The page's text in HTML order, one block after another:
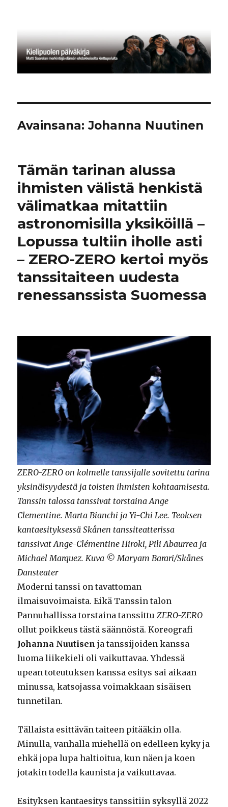
Avainsana:Johanna Nuutinen
Tämän tarinan alussa
ihmisten välistä henkistä
välimatkaa mitattiin
astronomisilla yksiköillä –
Lopussa tultiin iholle asti
– ZERO-ZERO kertoi myös
tanssitaiteen uudesta
renessanssista Suomessa
ZERO-ZERO on kolmelle tanssijalle sovitettu tarina
yksinäisyydestä ja toisten ihmisten kohtaamisesta.
Tanssin talossa tanssivat torstaina Ange
Clementine. Marta Bianchi ja Yi-Chi Lee. Teoksen
kantaesityksessä Skånen tanssiteatterissa
tanssivat Ange-Clémentine Hiroki, Pili Abaurrea ja
Michael Marquez. Kuva © Maryam Barari/Skånes
Dansteater
Moderni tanssi on tavattoman
ilmaisuvoimaista. Eikä Tanssin talon
Pannuhallissa torstaina tanssittuZERO-ZERO
ollut poikkeus tästä säännöstä. Koreografi
Johanna Nuutisen ja tanssijoiden kanssa
luoma liikekieli oli vaikuttavaa. Yhdessä
upean toteutuksen kanssa esitys sai aikaan
minussa, katsojassa voimakkaan sisäisen
tunnetilan.
Tällaista esittävän taiteen pitääkin olla.
Minulla, vanhalla miehellä on edelleen kyky ja
ehkä jopa lupa haltioitua, kun näen ja koen
jotakin todella kaunista ja vaikuttavaa.
Esityksen kantaesitys tanssitiin syksyllä 2022